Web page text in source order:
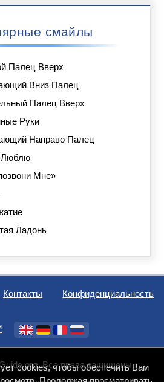
смайлы
Палец Вверх
Вниз Палец
Палец Вверх
Руки
Направо Палец
Люблю
Мне»
Ладонь
Контакты Конфиденциальность
Все права защищены.
cookies, чтобы обеспечить Вам